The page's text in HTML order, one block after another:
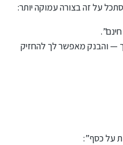
על זה בצורה עמוקה יותר:
והבנק מאפשר לך להחזיק
על כסף”: